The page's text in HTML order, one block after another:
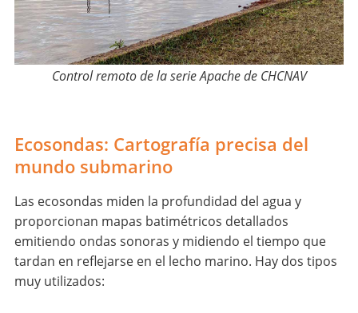
Control remoto de la serie Apache de CHCNAV
Ecosondas: Cartografía precisa del
mundo submarino
Las ecosondas miden la profundidad del agua y
proporcionan mapas batimétricos detallados
emitiendo ondas sonoras y midiendo el tiempo que
tardan en reflejarse en el lecho marino. Hay dos tipos
muy utilizados: